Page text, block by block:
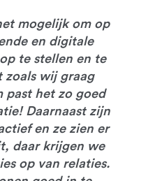
Het is een handig
klantbetrokkenheid en het
je kansen vergroot om de
mogelijk om op
en digitale
te stellen en te
zoals wij graag
past het zo goed
Daarnaast zijn
en ze zien er
daar krijgen we
op van relaties.